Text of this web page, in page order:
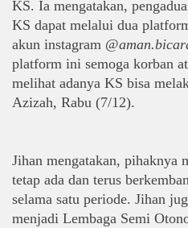
KS. Ia mengatakan,
KS dapat melalui dua
akun instagram @
platform ini semoga korban
melihat adanya KS bisa
Azizah, Rabu (7/12).
Jihan mengatakan, pihaknya
tetap ada dan terus
selama satu periode. Jihan
menjadi Lembaga Semi